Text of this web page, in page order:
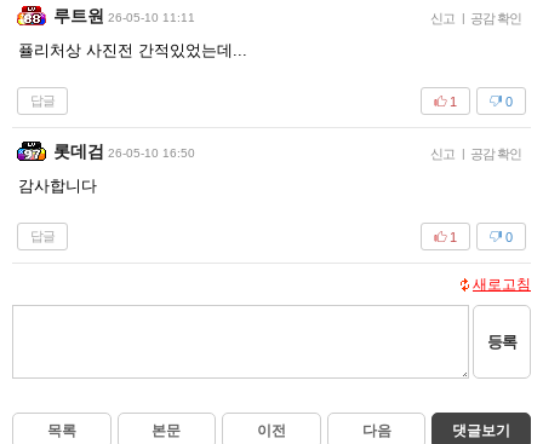
루트원 26-05-10 11:11 신고 | 공감 확인
퓰리처상 사진전 간적있었는데...
답글 0
1
롯데검 26-05-10 16:50 신고 | 공감 확인
감사합니다
답글 0
1
새로고침
등록
목록 본문 이전 다음 댓글보기